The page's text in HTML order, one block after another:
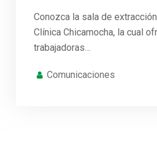
Conozca la sala de
Clínica Chicamocha, la cual
trabajadoras…
Comunicaciones